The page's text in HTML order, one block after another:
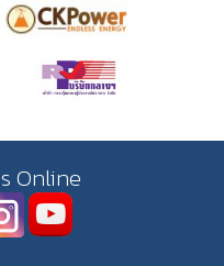
Online